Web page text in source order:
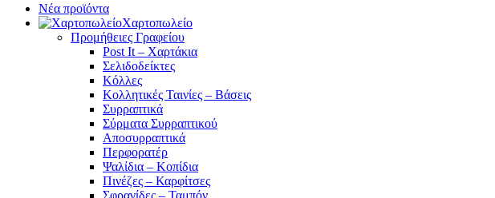
Νέα προϊόντα
Χαρτοπωλείο
Προμήθειες Γραφείου
Post It – Χαρτάκια
Σελιδοδείκτες
Κόλλες
Κολλητικές Ταινίες – Βάσεις
Συρραπτικά
Σύρματα Συρραπτικού
Αποσυρραπτικά
Περφορατέρ
Ψαλίδια – Κοπίδια
Πινέζες – Καρφίτσες
Σφραγίδες – Ταμπόν